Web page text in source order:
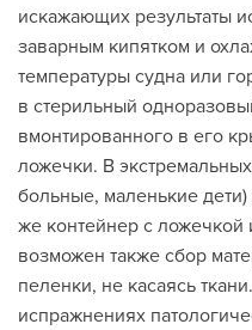
искажающих результаты
заварным кипятком и
температуры судна или
в стерильный
вмонтированного в его
ложечки. В
больные, маленькие
же контейнер с ложечкой
возможен также сбор
пеленки, не касаясь
испражнениях